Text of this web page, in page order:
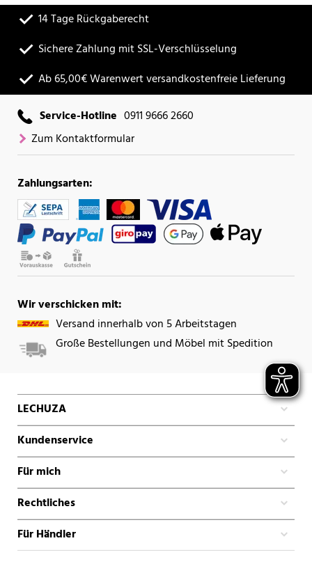
14 Tage Rückgaberecht
Sichere Zahlung mit SSL-Verschlüsselung
Ab 65,00€ Warenwert versandkostenfreie Lieferung
Service-Hotline 0911 9666 2660
Zum Kontaktformular
Zahlungsarten:
Wir verschicken mit:
Versand innerhalb von 5 Arbeitstagen
Große Bestellungen und Möbel mit Spedition
LECHUZA
Kundenservice
Für mich
Rechtliches
Für Händler